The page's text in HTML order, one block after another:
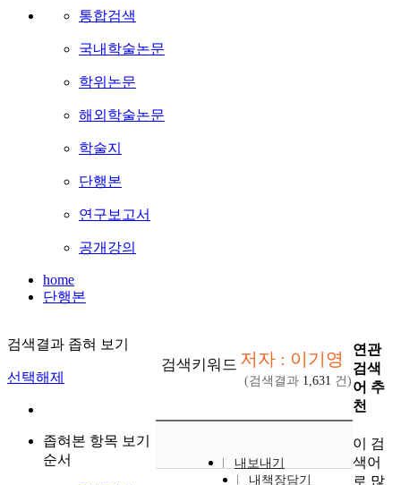
통합검색
국내학술논문
학위논문
해외학술논문
학술지
단행본
연구보고서
공개강의
home
단행본
검색결과 좁혀 보기
선택해제
좁혀본 항목 보기
순서
검색키워드 저자 : 이기영
(검색결과 1,631 건)
내보내기
내책장담기
연관
검색
어 추
천
이 검
색어
로 많